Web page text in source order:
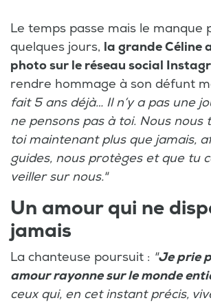
Le temps passe mais le manque
quelques jours, la grande Céline
photo sur le réseau social
rendre hommage à son défunt
fait 5 ans déjà… Il n’y a pas une
ne pensons pas à toi. Nous nous
toi maintenant plus que jamais,
guides, nous protèges et que tu
veiller sur nous."
Un amour qui ne
jamais
La chanteuse poursuit : "Je prie
amour rayonne sur le monde
ceux qui, en cet instant précis,